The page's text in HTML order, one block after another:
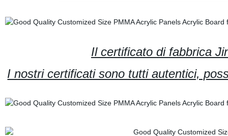
Il certificato di fabbrica
I nostri certificati sono tutti autentici,